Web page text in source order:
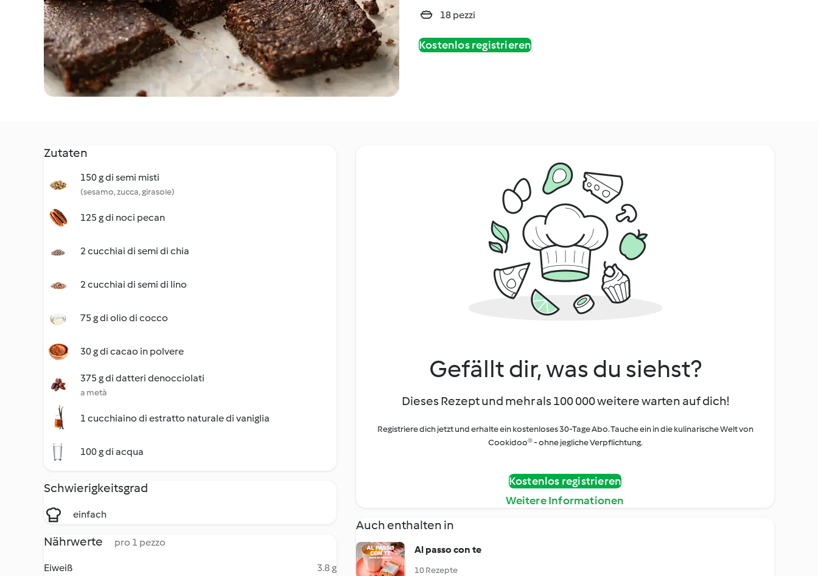
18 pezzi
Kostenlos registrieren
Zutaten
150 g di semi misti
(sesamo, zucca, girasole)
125 g di noci pecan
2 cucchiai di semi di chia
2 cucchiai di semi di lino
75 g di olio di cocco
30 g di cacao in polvere
375 g di datteri denocciolati
a metà
1 cucchiaino di estratto naturale di vaniglia
100 g di acqua
Schwierigkeitsgrad
einfach
Nährwerte pro 1 pezzo
Eiweiß
3.8 g
Gefällt dir, was du siehst?
Dieses Rezept und mehr als 100 000 weitere warten auf dich!
Registriere dich jetzt und erhalte ein kostenloses 30-Tage Abo. Tauche ein in die kulinarische Welt von
Cookidoo® - ohne jegliche Verpflichtung.
Kostenlos registrieren
Weitere Informationen
Auch enthalten in
Al passo con te
10 Rezepte